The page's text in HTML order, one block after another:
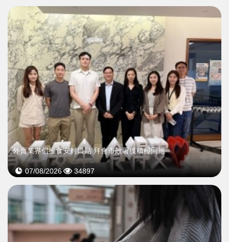
外賣業界倡推食安封口貼 拜會市政署獲積極回應
07/08/2026 34897